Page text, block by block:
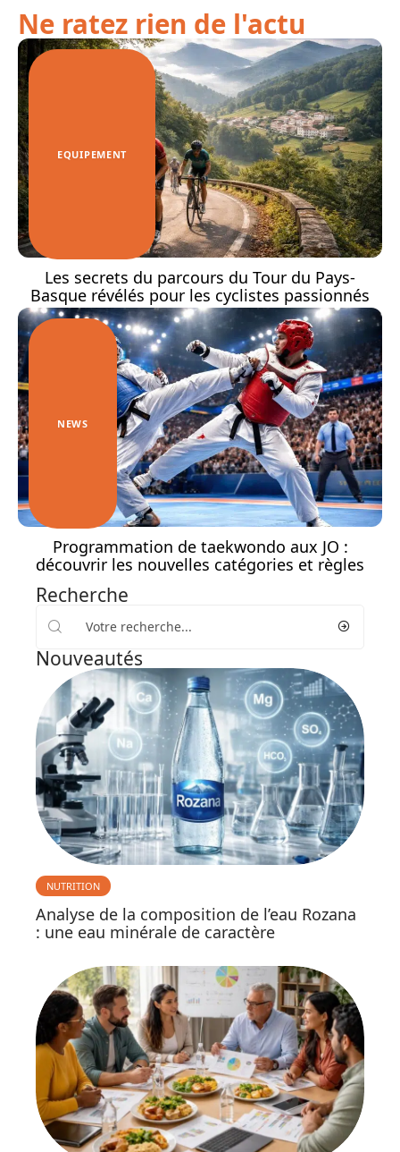
Ne ratez rien de l'actu
EQUIPEMENT
Les secrets du parcours du Tour du Pays-
Basque révélés pour les cyclistes passionnés
NEWS
Programmation de taekwondo aux JO :
découvrir les nouvelles catégories et règles
Recherche
Nouveautés
NUTRITION
Analyse de la composition de l’eau Rozana
: une eau minérale de caractère